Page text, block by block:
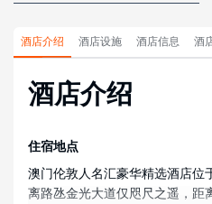
酒店介绍 酒店设施 酒店信息 酒
酒店介绍
住宿地点
澳门伦敦人名汇豪华精选酒店位
离路氹金光大道仅咫尺之遥，距